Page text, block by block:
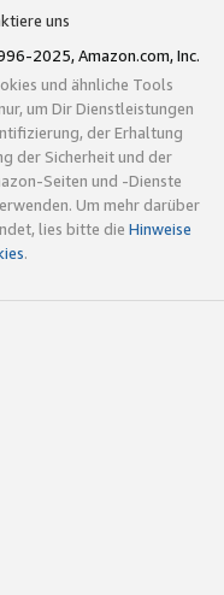
uns
2025, Amazon.com, Inc.
und ähnliche Tools
um Dir Dienstleistungen
der Erhaltung
der Sicherheit und der
Seiten und -Dienste
Um mehr darüber
lies bitte die Hinweise
.